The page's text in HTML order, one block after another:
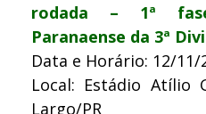
rodada – 1ª
Paranaense da 3ª
Data e Horário: 12/11/
Local: Estádio Atílio
Largo/PR